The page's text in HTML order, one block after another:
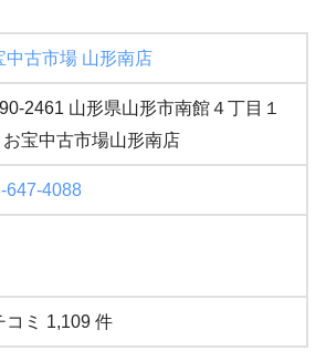
中古市場 山形南店
2461 山形県山形市南館４丁目１
お宝中古市場山形南店
647-4088
コミ 1,109 件